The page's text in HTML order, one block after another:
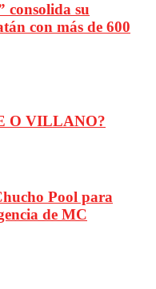
consolida su
con más de 600
O VILLANO?
Pool para
de MC